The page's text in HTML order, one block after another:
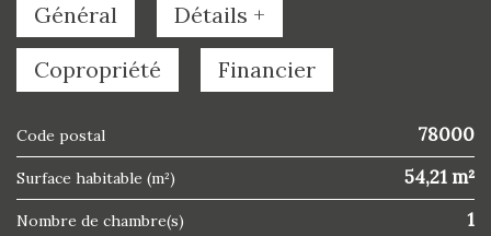
Général
Détails +
Copropriété
Financier
Code postal 78000
Surface habitable (m²) 54,21 m²
Nombre de chambre(s) 1